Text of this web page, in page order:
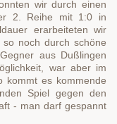
wir durch einen
2. Reihe mit 1:0 in
erarbeiteten wir
noch durch schöne
aus Dußlingen
war aber im
kommt es kommende
Spiel gegen den
- man darf gespannt